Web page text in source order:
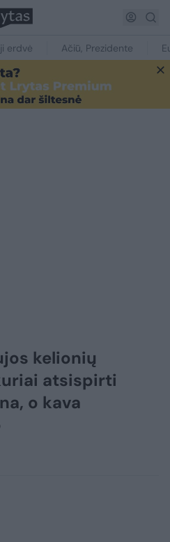
erdvė Ačiū, Prezidente
kelionių
atsispirti
o kava